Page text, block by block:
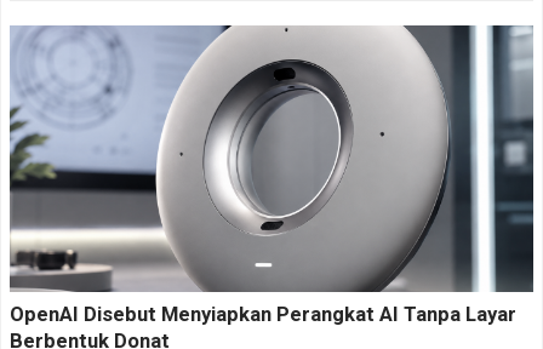
OpenAI Disebut Menyiapkan Perangkat AI Tanpa Layar
Berbentuk Donat